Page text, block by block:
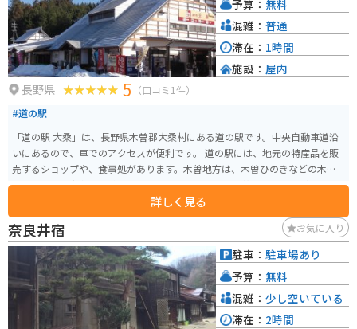
長野県 5 （口コミ1件）
#道の駅
「道の駅 大桑」は、長野県木曽郡大桑村にある道の駅です。中央自動車道沿
いにあるので、車でのアクセスが便利です。 道の駅には、地元の特産品を販
売するショップや、食事処があります。木曽地方は、木曽ひのきなどの木材
の産地として有名で、道の駅でも、それらを使った工芸品やお土産が販売さ
す。名物は、木曽牛や、山菜を使ったそば、五平餅などです。 バイクで訪れ
る場合、道の駅には広い駐車場が完備されているので安心です。中央自動車
道沿いの道の駅なので、ツーリングの休憩場所としても最適です。 周辺に
は、木曽五木で有名な森林鉄道「赤沢自然休養林」や、温泉施設「阿寺渓谷
温泉」など、観光スポットも充実しているので、ぜひ立ち寄ってみてくださ
い。
詳しく見る
予算： 無料
混雑： 普通
滞在： 1時間
施設： 屋内
奈良井宿 お気に入り
駐車： 駐車場あり
予算： 無料
混雑： 少し空いている
滞在： 2時間